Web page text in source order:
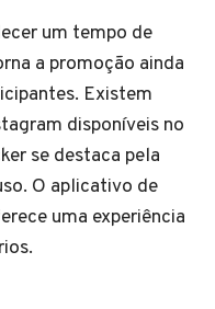
um tempo de
a promoção ainda
Existem
disponíveis no
se destaca pela
O aplicativo de
uma experiência